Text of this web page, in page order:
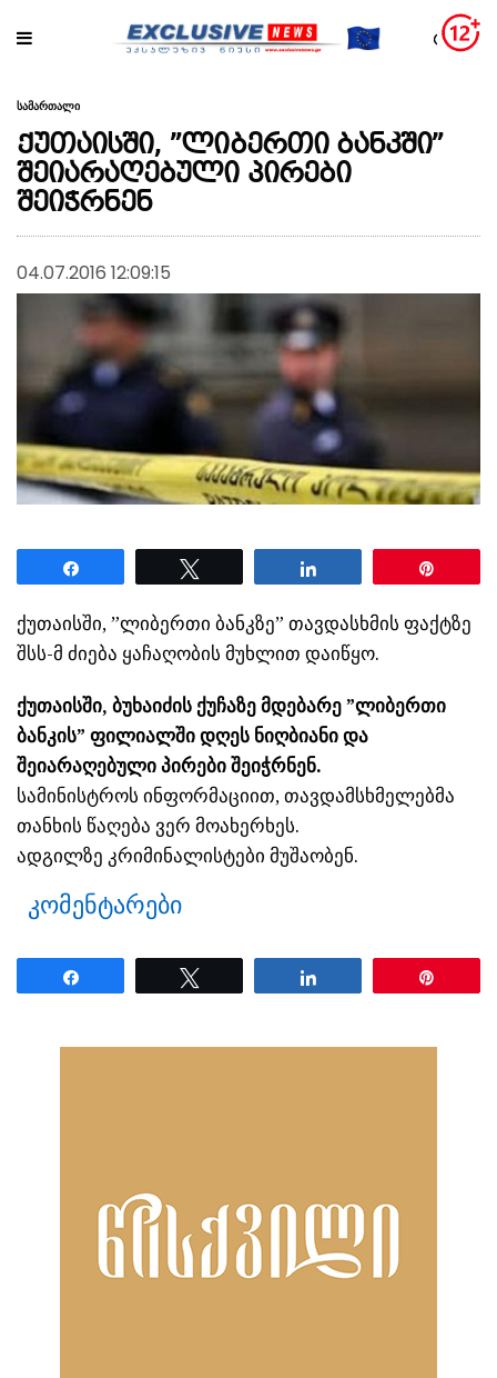
სამართალი
ქუთაისში, ”ლიბერთი ბანკში”
შეიარაღებული პირები
შეიჭრნენ
04.07.2016 12:09:15
ქუთაისში, ”ლიბერთი ბანკზე” თავდასხმის ფაქტზე
შსს-მ ძიება ყაჩაღობის მუხლით დაიწყო.
ქუთაისში, ბუხაიძის ქუჩაზე მდებარე ”ლიბერთი
ბანკის” ფილიალში დღეს ნიღბიანი და
შეიარაღებული პირები შეიჭრნენ.
სამინისტროს ინფორმაციით, თავდამსხმელებმა
თანხის წაღება ვერ მოახერხეს.
ადგილზე კრიმინალისტები მუშაობენ.
კომენტარები